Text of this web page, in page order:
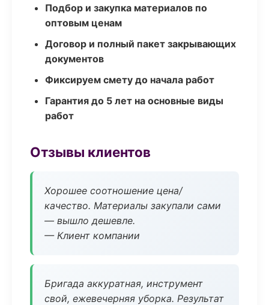
Подбор и закупка материалов по
оптовым ценам
Договор и полный пакет закрывающих
документов
Фиксируем смету до начала работ
Гарантия до 5 лет на основные виды
работ
Отзывы клиентов
Хорошее соотношение цена/
качество. Материалы закупали сами
— вышло дешевле.
— Клиент компании
Бригада аккуратная, инструмент
свой, ежевечерняя уборка. Результат